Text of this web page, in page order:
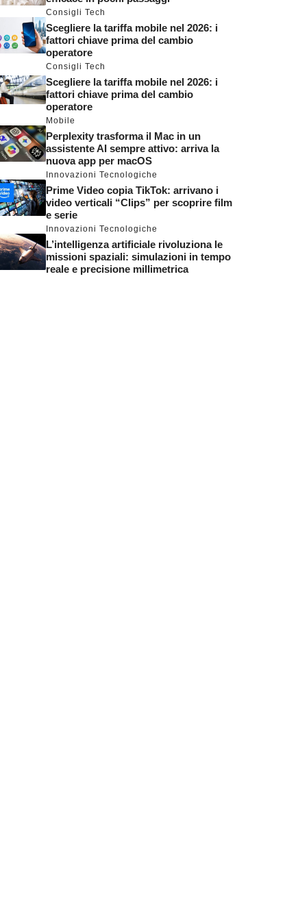
Consigli Tech
Scegliere la tariffa mobile nel 2026: i
fattori chiave prima del cambio
operatore
Consigli Tech
Scegliere la tariffa mobile nel 2026: i
fattori chiave prima del cambio
operatore
Mobile
Perplexity trasforma il Mac in un
assistente AI sempre attivo: arriva la
nuova app per macOS
Innovazioni Tecnologiche
Prime Video copia TikTok: arrivano i
video verticali “Clips” per scoprire film
e serie
Innovazioni Tecnologiche
L’intelligenza artificiale rivoluziona le
missioni spaziali: simulazioni in tempo
reale e precisione millimetrica